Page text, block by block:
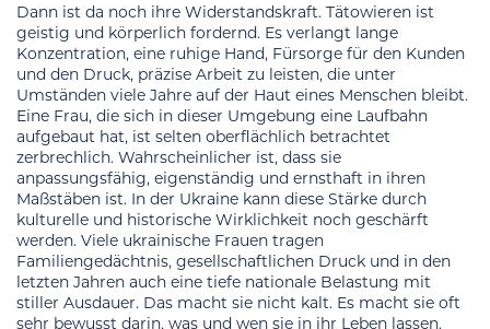
Dann ist da noch ihre Widerstandskraft. Tätowieren ist
geistig und körperlich fordernd. Es verlangt lange
Konzentration, eine ruhige Hand, Fürsorge für den Kunden
und den Druck, präzise Arbeit zu leisten, die unter
Umständen viele Jahre auf der Haut eines Menschen bleibt.
Eine Frau, die sich in dieser Umgebung eine Laufbahn
aufgebaut hat, ist selten oberflächlich betrachtet
zerbrechlich. Wahrscheinlicher ist, dass sie
anpassungsfähig, eigenständig und ernsthaft in ihren
Maßstäben ist. In der Ukraine kann diese Stärke durch
kulturelle und historische Wirklichkeit noch geschärft
werden. Viele ukrainische Frauen tragen
Familiengedächtnis, gesellschaftlichen Druck und in den
letzten Jahren auch eine tiefe nationale Belastung mit
stiller Ausdauer. Das macht sie nicht kalt. Es macht sie oft
sehr bewusst darin, was und wen sie in ihr Leben lassen.